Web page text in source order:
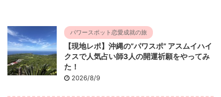
パワースポット恋愛成就の旅
【現地レポ】沖縄の”パワスポ” アスムイハイ
クスで人気占い師3人の開運祈願をやってみ
た！
2026/8/9